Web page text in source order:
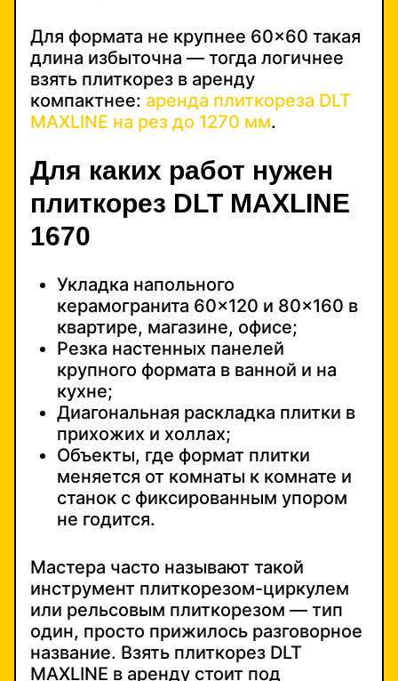
Для формата не крупнее 60×60 такая
длина избыточна — тогда логичнее
взять плиткорез в аренду
компактнее: аренда плиткореза DLT
MAXLINE на рез до 1270 мм.
Для каких работ нужен
плиткорез DLT MAXLINE
1670
Укладка напольного
керамогранита 60×120 и 80×160 в
квартире, магазине, офисе;
Резка настенных панелей
крупного формата в ванной и на
кухне;
Диагональная раскладка плитки в
прихожих и холлах;
Объекты, где формат плитки
меняется от комнаты к комнате и
станок с фиксированным упором
не годится.
Мастера часто называют такой
инструмент плиткорезом-циркулем
или рельсовым плиткорезом — тип
один, просто прижилось разговорное
название. Взять плиткорез DLT
MAXLINE в аренду стоит под